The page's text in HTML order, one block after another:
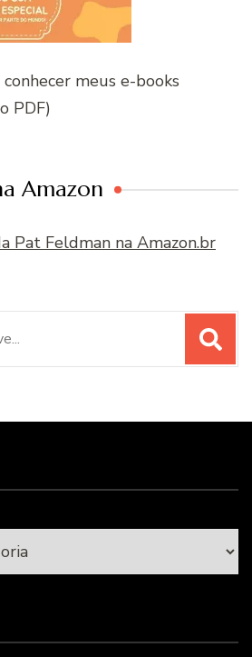
conhecer meus e-books
PDF)
Amazon
Pat Feldman na Amazon.br